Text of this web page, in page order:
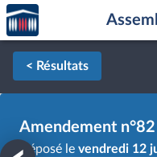
Aller au contenu
Aller en bas de la page
Accèder
à la
page
d'accueil
< Résultats
Amendement n°82
Déposé le vendredi 12